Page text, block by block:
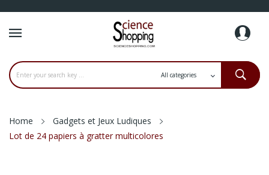
Home
Gadgets et Jeux Ludiques
Lot de 24 papiers à gratter multicolores